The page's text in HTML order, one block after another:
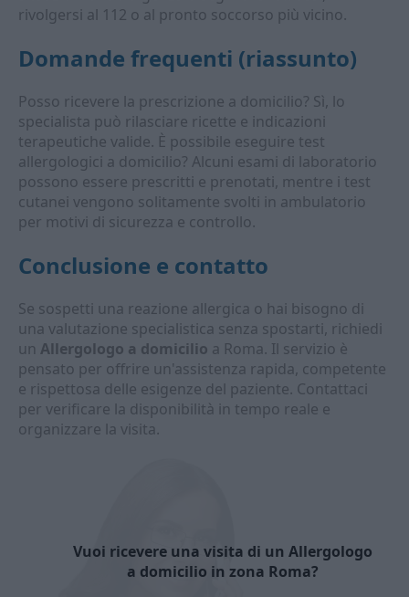
rivolgersi al 112 o al pronto soccorso più vicino.
Domande frequenti (riassunto)
Posso ricevere la prescrizione a domicilio? Sì, lo
specialista può rilasciare ricette e indicazioni
terapeutiche valide. È possibile eseguire test
allergologici a domicilio? Alcuni esami di laboratorio
possono essere prescritti e prenotati, mentre i test
cutanei vengono solitamente svolti in ambulatorio
per motivi di sicurezza e controllo.
Conclusione e contatto
Se sospetti una reazione allergica o hai bisogno di
una valutazione specialistica senza spostarti, richiedi
un Allergologo a domicilio a Roma. Il servizio è
pensato per offrire un'assistenza rapida, competente
e rispettosa delle esigenze del paziente. Contattaci
per verificare la disponibilità in tempo reale e
organizzare la visita.
Vuoi ricevere una visita di un Allergologo
a domicilio in zona Roma?